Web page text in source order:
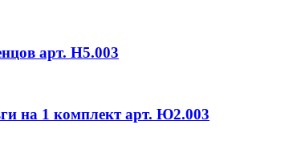
арт. Н5.003
на 1 комплект арт. Ю2.003